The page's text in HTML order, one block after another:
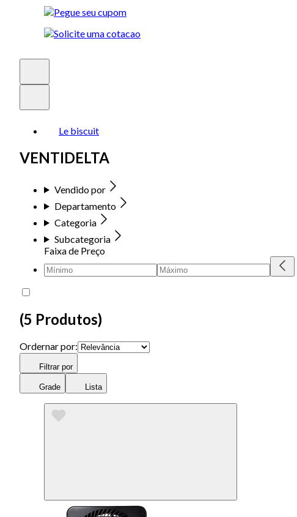
Le biscuit
VENTIDELTA
Vendido por
Departamento
Categoria
Subcategoria
Faixa de Preço
(5 Produtos)
Ordernar por:
Filtrar por
Grade Lista